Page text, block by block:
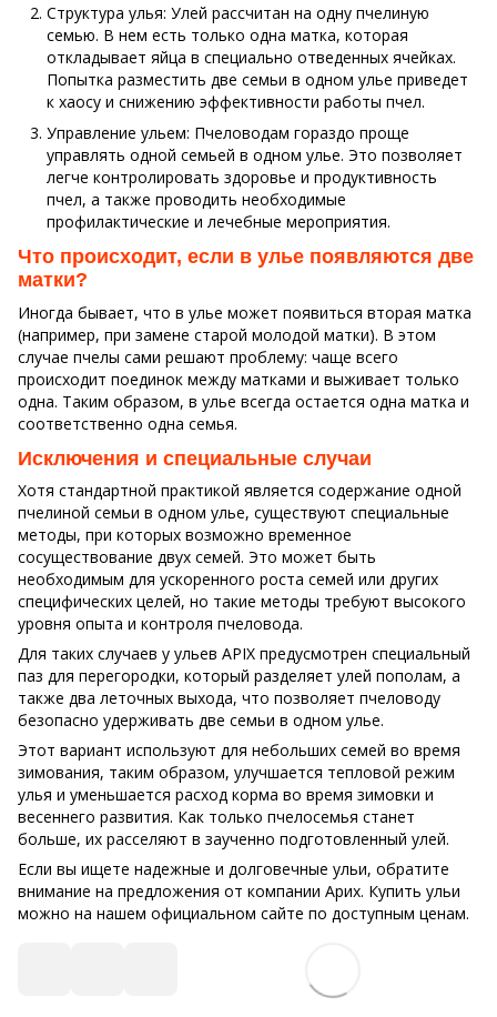
Структура улья: Улей рассчитан на одну пчелиную
семью. В нем есть только одна матка, которая
откладывает яйца в специально отведенных ячейках.
Попытка разместить две семьи в одном улье приведет
к хаосу и снижению эффективности работы пчел.
Управление ульем: Пчеловодам гораздо проще
управлять одной семьей в одном улье. Это позволяет
легче контролировать здоровье и продуктивность
пчел, а также проводить необходимые
профилактические и лечебные мероприятия.
Что происходит, если в улье появляются две
матки?
Иногда бывает, что в улье может появиться вторая матка
(например, при замене старой молодой матки). В этом
случае пчелы сами решают проблему: чаще всего
происходит поединок между матками и выживает только
одна. Таким образом, в улье всегда остается одна матка и
соответственно одна семья.
Исключения и специальные случаи
Хотя стандартной практикой является содержание одной
пчелиной семьи в одном улье, существуют специальные
методы, при которых возможно временное
сосуществование двух семей. Это может быть
необходимым для ускоренного роста семей или других
специфических целей, но такие методы требуют высокого
уровня опыта и контроля пчеловода.
Для таких случаев у ульев APIX предусмотрен специальный
паз для перегородки, который разделяет улей пополам, а
также два леточных выхода, что позволяет пчеловоду
безопасно удерживать две семьи в одном улье.
Этот вариант используют для небольших семей во время
зимования, таким образом, улучшается тепловой режим
улья и уменьшается расход корма во время зимовки и
весеннего развития. Как только пчелосемья станет
больше, их расселяют в заученно подготовленный улей.
Если вы ищете надежные и долговечные ульи, обратите
внимание на предложения от компании Арих. Купить ульи
можно на нашем официальном сайте по доступным ценам.